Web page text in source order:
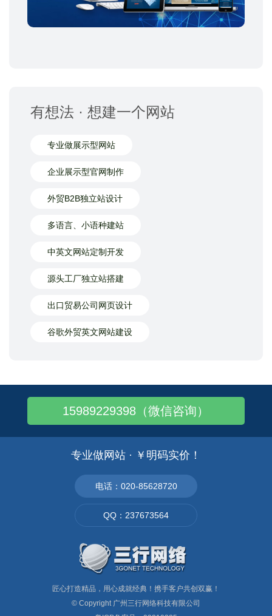
有想法 · 想建一个网站
专业做展示型网站
企业展示型官网制作
外贸B2B独立站设计
多语言、小语种建站
中英文网站定制开发
源头工厂独立站搭建
出口贸易公司网页设计
谷歌外贸英文网站建设
15989229398（微信咨询）
专业做网站 · ￥明码实价！
电话：020-85628720
QQ：237673564
匠心打造精品，用心成就经典！携手客户共创双赢！
© Copyright 广州三行网络科技有限公司